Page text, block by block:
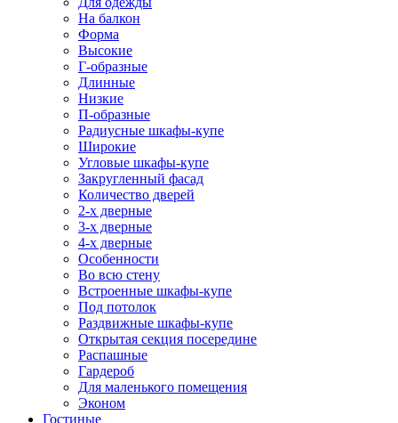
На балкон
Форма
Высокие
Г-образные
Длинные
Низкие
П-образные
Радиусные шкафы-купе
Широкие
Угловые шкафы-купе
Закругленный фасад
Количество дверей
2-х дверные
3-х дверные
4-х дверные
Особенности
Во всю стену
Встроенные шкафы-купе
Под потолок
Раздвижные шкафы-купе
Открытая секция посередине
Распашные
Гардероб
Для маленького помещения
Эконом
Гостиные